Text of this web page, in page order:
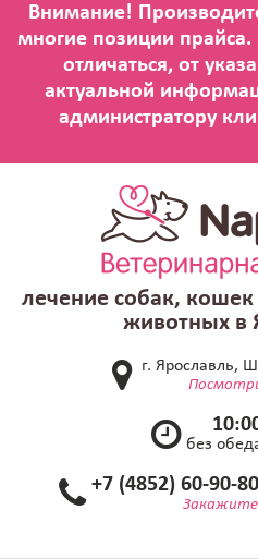
лечение собак,
животных в
г. Ярославль,
без
+7 (4852) 60-90-
Закажите